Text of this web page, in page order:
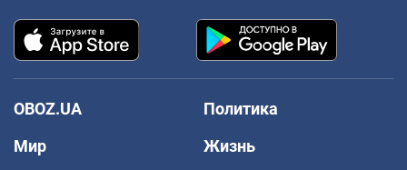
OBOZ.UA
Политика
Мир
Жизнь